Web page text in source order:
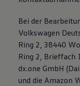
Bei der
Volkswagen
Ring 2, 38440
Ring 2, Brieffach
dx.one GmbH
und die Amazon